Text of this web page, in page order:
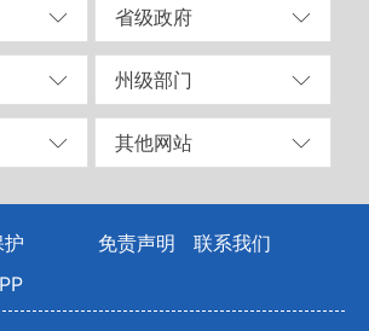
省级政府
州级部门
其他网站
免责声明
联系我们